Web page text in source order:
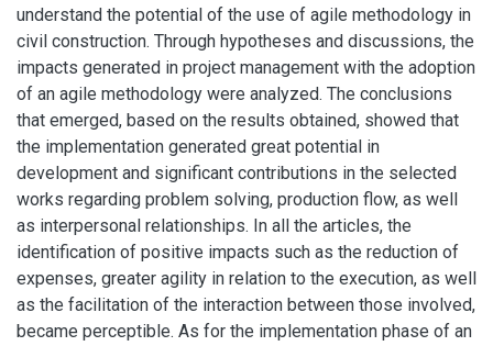
understand the potential of the use of agile methodology in
civil construction. Through hypotheses and discussions, the
impacts generated in project management with the adoption
of an agile methodology were analyzed. The conclusions
that emerged, based on the results obtained, showed that
the implementation generated great potential in
development and significant contributions in the selected
works regarding problem solving, production flow, as well
as interpersonal relationships. In all the articles, the
identification of positive impacts such as the reduction of
expenses, greater agility in relation to the execution, as well
as the facilitation of the interaction between those involved,
became perceptible. As for the implementation phase of an